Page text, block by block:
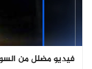
فيديو مضلل من